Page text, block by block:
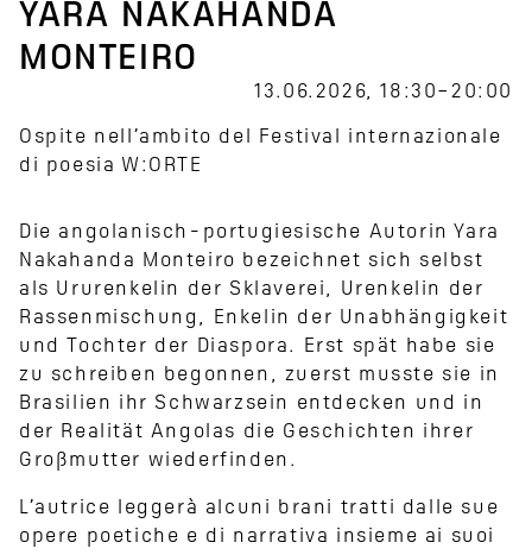
YARA NAKAHANDA
MONTEIRO
13.06.2026, 18:30–20:00
Ospite nell’ambito del Festival internazionale
di poesia W:ORTE
Die angolanisch-portugiesische Autorin Yara
Nakahanda Monteiro bezeichnet sich selbst
als Ururenkelin der Sklaverei, Urenkelin der
Rassenmischung, Enkelin der Unabhängigkeit
und Tochter der Diaspora. Erst spät habe sie
zu schreiben begonnen, zuerst musste sie in
Brasilien ihr Schwarzsein entdecken und in
der Realität Angolas die Geschichten ihrer
Großmutter wiederfinden.
L’autrice leggerà alcuni brani tratti dalle sue
opere poetiche e di narrativa insieme ai suoi